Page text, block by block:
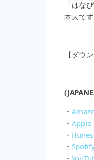
「はな
本人で
【ダウ
・
・ Apple
・ iTunes
・
・